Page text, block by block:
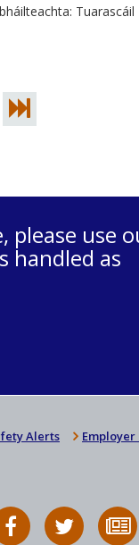
please use
handled as
Alerts
HSA
on
Follow
HSA